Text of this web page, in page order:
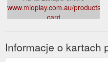
www.mioplay.com.au/products/
card
Informacje o kartach